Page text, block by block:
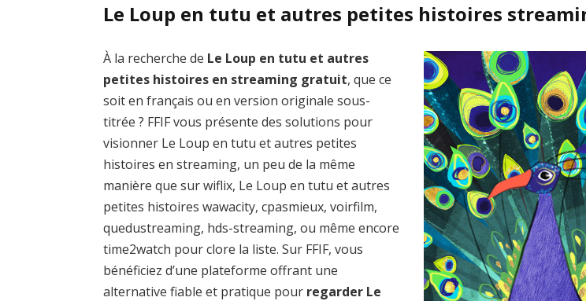
Le Loup en tutu et autres petites histoires
À la recherche de Le Loup en tutu et autres
petites histoires en streaming gratuit, que ce
soit en français ou en version originale sous-
titrée ? FFIF vous présente des solutions pour
visionner Le Loup en tutu et autres petites
histoires en streaming, un peu de la même
manière que sur wiflix, Le Loup en tutu et autres
petites histoires wawacity, cpasmieux, voirfilm,
quedustreaming, hds-streaming, ou même encore
time2watch pour clore la liste. Sur FFIF, vous
bénéficiez d’une plateforme offrant une
alternative fiable et pratique pour regarder Le